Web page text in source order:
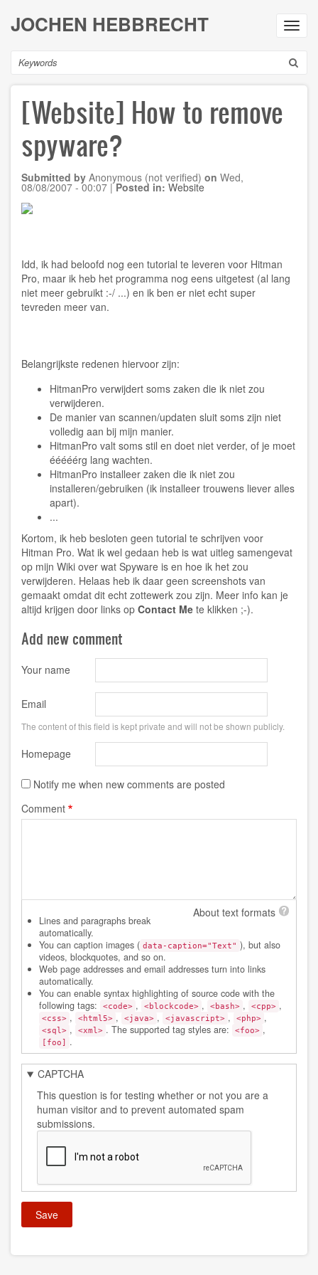
main
content
JOCHEN HEBBRECHT
Search
[Website] How to remove
spyware?
Submitted by Anonymous (not verified) on Wed,
08/08/2007 - 00:07 |Posted in: Website
Idd, ik had beloofd nog een tutorial te leveren voor Hitman
Pro, maar ik heb het programma nog eens uitgetest (al lang
niet meer gebruikt :-/ ...) en ik ben er niet echt super
tevreden meer van.
Belangrijkste redenen hiervoor zijn:
HitmanPro verwijdert soms zaken die ik niet zou
verwijderen.
De manier van scannen/updaten sluit soms zijn niet
volledig aan bij mijn manier.
HitmanPro valt soms stil en doet niet verder, of je moet
ééééérg lang wachten.
HitmanPro installeer zaken die ik niet zou
installeren/gebruiken (ik installeer trouwens liever alles
apart).
...
Kortom, ik heb besloten geen tutorial te schrijven voor
Hitman Pro. Wat ik wel gedaan heb is wat uitleg samengevat
op mijn Wiki over wat Spyware is en hoe ik het zou
verwijderen. Helaas heb ik daar geen screenshots van
gemaakt omdat dit echt zottewerk zou zijn. Meer info kan je
altijd krijgen door links op Contact Me te klikken ;-).
Add new comment
Your name
Email
The content of this field is kept private and will not be shown publicly.
Homepage
Notify me when new comments are posted
Comment
About text formats
Lines and paragraphs break
automatically.
You can caption images ( data-caption="Text" ), but also
videos, blockquotes, and so on.
Web page addresses and email addresses turn into links
automatically.
You can enable syntax highlighting of source code with the
following tags:
<code> , <blockcode> , <bash> , <cpp> ,
<css> , <html5> , <java> , <javascript> , <php> ,
<sql> , <xml> . The supported tag styles are: <foo> ,
[foo] .
CAPTCHA
This question is for testing whether or not you are a
human visitor and to prevent automated spam
submissions.